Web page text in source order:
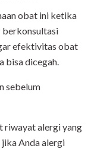
obat ini ketika
berkonsultasi
efektivitas obat
bisa dicegah.
sebelum
riwayat alergi yang
Anda alergi